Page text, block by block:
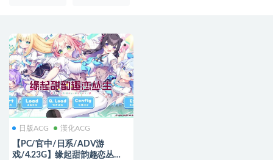
日版ACG 漢化ACG
【PC/官中/日系/ADV游
戏/4.23G】缘起甜韵趣恋丛